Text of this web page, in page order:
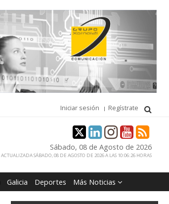
Iniciar sesión Regístrate
Sábado, 08 de Agosto de 2026
ACTUALIZADA SÁBADO, 08 DE AGOSTO DE 2026 A LAS 10:06:26 HORAS
Galicia Deportes Más Noticias